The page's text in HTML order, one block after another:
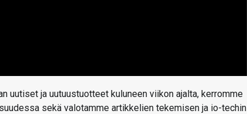
uutiset ja uutuustuotteet kuluneen viikon ajalta, kerromme
sekä valotamme artikkelien tekemisen ja io-techin